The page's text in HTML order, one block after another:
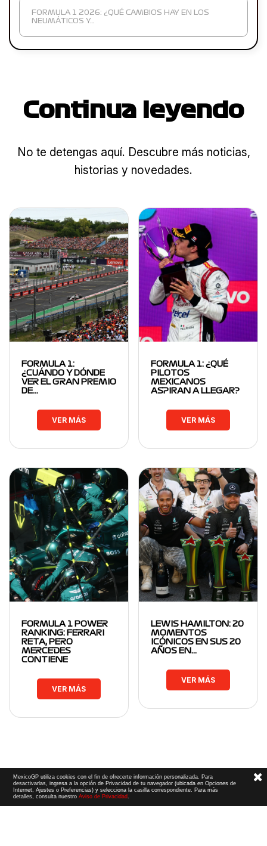
FORMULA 1 2026: ¿QUÉ CAMBIOS HAY EN LOS
NEUMÁTICOS Y…
Continua leyendo
No te detengas aquí. Descubre más noticias,
historias y novedades.
FORMULA 1:
¿CUÁNDO Y DÓNDE
VER EL GRAN PREMIO
DE…
VER MÁS
FORMULA 1: ¿QUÉ
PILOTOS
MEXICANOS
ASPIRAN A LLEGAR?
VER MÁS
FORMULA 1 POWER
RANKING: FERRARI
RETA, PERO
MERCEDES
CONTIENE
VER MÁS
LEWIS HAMILTON: 20
MOMENTOS
ICÓNICOS EN SUS 20
AÑOS EN…
VER MÁS
MexicoGP utiliza cookies con el fin de ofrecerte información personalizada. Para
desactivarlas, ingresa a la opción de Privacidad de tu navegador (ubicada en Opciones de
Internet, Ajustes o Preferencias) y selecciona la casilla correspondiente. Para más
detalles, consulta nuestroAviso de Privacidad.